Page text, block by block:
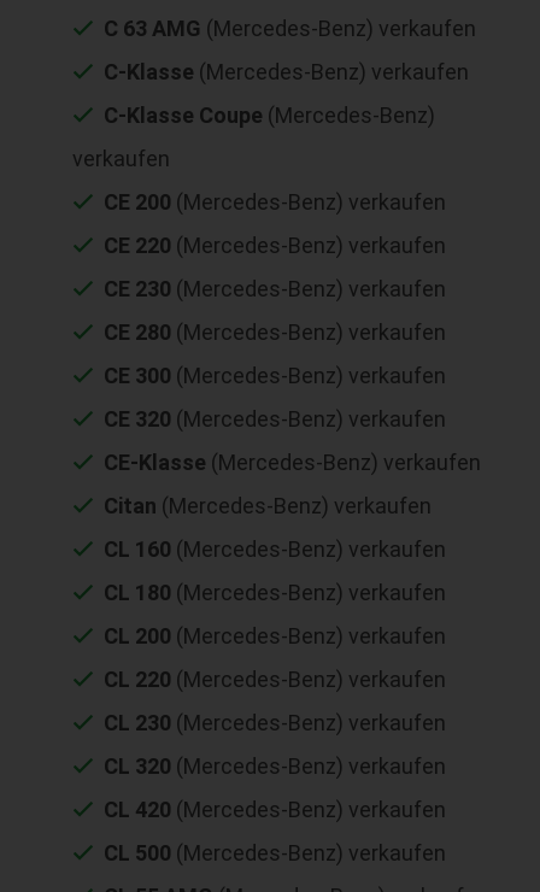
C 63 AMG (Mercedes-Benz) verkaufen
C-Klasse (Mercedes-Benz) verkaufen
C-Klasse Coupe (Mercedes-Benz)
verkaufen
CE 200 (Mercedes-Benz) verkaufen
CE 220 (Mercedes-Benz) verkaufen
CE 230 (Mercedes-Benz) verkaufen
CE 280 (Mercedes-Benz) verkaufen
CE 300 (Mercedes-Benz) verkaufen
CE 320 (Mercedes-Benz) verkaufen
CE-Klasse (Mercedes-Benz) verkaufen
Citan (Mercedes-Benz) verkaufen
CL 160 (Mercedes-Benz) verkaufen
CL 180 (Mercedes-Benz) verkaufen
CL 200 (Mercedes-Benz) verkaufen
CL 220 (Mercedes-Benz) verkaufen
CL 230 (Mercedes-Benz) verkaufen
CL 320 (Mercedes-Benz) verkaufen
CL 420 (Mercedes-Benz) verkaufen
CL 500 (Mercedes-Benz) verkaufen